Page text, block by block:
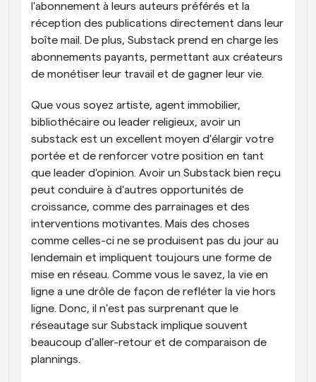
l'abonnement à leurs auteurs préférés et la
réception des publications directement dans leur
boîte mail. De plus, Substack prend en charge les
abonnements payants, permettant aux créateurs
de monétiser leur travail et de gagner leur vie.
Que vous soyez artiste, agent immobilier,
bibliothécaire ou leader religieux, avoir un
substack est un excellent moyen d'élargir votre
portée et de renforcer votre position en tant
que leader d'opinion. Avoir un Substack bien reçu
peut conduire à d'autres opportunités de
croissance, comme des parrainages et des
interventions motivantes. Mais des choses
comme celles-ci ne se produisent pas du jour au
lendemain et impliquent toujours une forme de
mise en réseau. Comme vous le savez, la vie en
ligne a une drôle de façon de refléter la vie hors
ligne. Donc, il n'est pas surprenant que le
réseautage sur Substack implique souvent
beaucoup d'aller-retour et de comparaison de
plannings.